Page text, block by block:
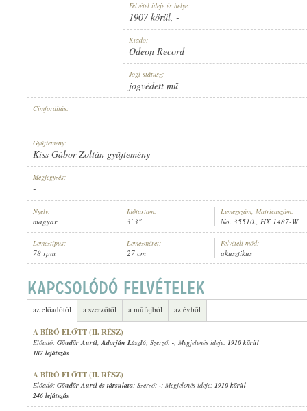
GÖNDÖR AURÉL ADORJÁN LÁSZLÓ ,ADORJÁN LÁSZLÓNÉ
LEMEZSZÁM:
Felvétel ideje és helye:
1907 körül, -
Kiadó:
Odeon Record
Jogi státusz:
jogvédett mű
Címfordítás:
-
Gyűjtemény:
Kiss Gábor Zoltán gyűjtemény
Megjegyzés:
-
Nyelv:
magyar
Időtartam:
3' 3"
Lemezszám, Matricaszám:
No. 35510., HX 1487-W
Lemeztípus:
78 rpm
Lemezméret:
27 cm
Felvételi mód:
akusztikus
az előadótól a szerzőtől a műfajból az évből
A BÍRÓ ELŐTT (II. RÉSZ)
Előadó: Göndör Aurél,Adorján László; Szerző: -; Megjelenés ideje: 1910 körül
187 lejátszás
A BÍRÓ ELŐTT (II. RÉSZ)
Előadó: Göndör Aurél és társulata; Szerző: -; Megjelenés ideje: 1910 körül
246 lejátszás